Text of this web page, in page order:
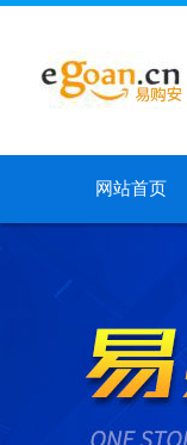
网站首页